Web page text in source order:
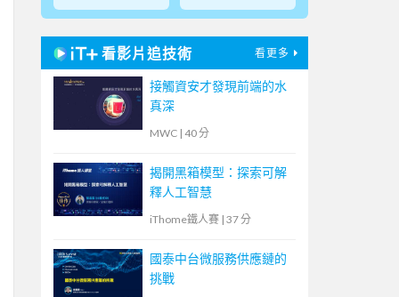
看影片追技術 看更多
接觸資安才發現前端的水
真深
MWC | 40 分
揭開黑箱模型：探索可解
釋人工智慧
iThome鐵人賽 | 37 分
國泰中台微服務供應鏈的
挑戰